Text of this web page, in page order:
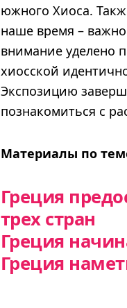
южного Хиоса.
наше время –
внимание уделено
хиосской
Экспозицию
познакомиться с
Материалы по
Греция
трех стран
Греция
Греция